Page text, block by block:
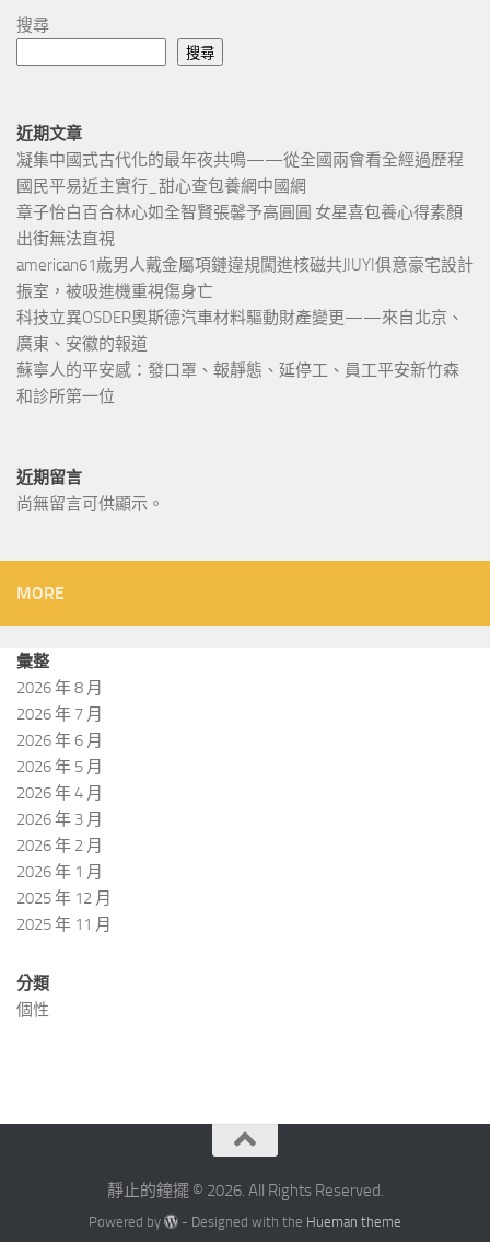
搜尋
搜尋
近期文章
凝集中國式古代化的最年夜共鳴——從全國兩會看全經過歷程
國民平易近主實行_甜心查包養網中國網
章子怡白百合林心如全智賢張馨予高圓圓 女星喜包養心得素顏
出街無法直視
american61歲男人戴金屬項鏈違規闖進核磁共JIUYI俱意豪宅設計
振室，被吸進機重視傷身亡
科技立異OSDER奧斯德汽車材料驅動財產變更——來自北京、
廣東、安徽的報道
蘇寧人的平安感：發口罩、報靜態、延停工、員工平安新竹森
和診所第一位
近期留言
尚無留言可供顯示。
MORE
彙整
2026 年 8 月
2026 年 7 月
2026 年 6 月
2026 年 5 月
2026 年 4 月
2026 年 3 月
2026 年 2 月
2026 年 1 月
2025 年 12 月
2025 年 11 月
分類
個性
靜止的鐘擺 © 2026. All Rights Reserved.
Powered by - Designed with the Hueman theme